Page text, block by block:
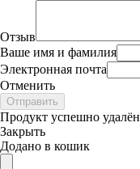
Отзыв
Ваше имя и фамилия
Электронная почта
Отменить
Отправить
Продукт успешно удалён
Закрыть
Додано в кошик